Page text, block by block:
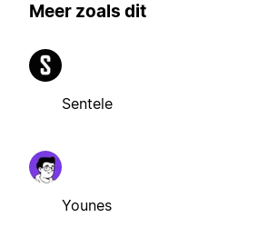
Meer zoals dit
Sentele
Younes